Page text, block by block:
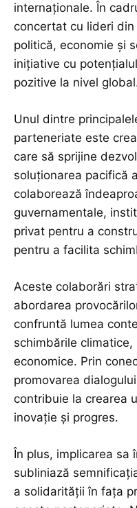
internaționale. În
concertat cu lideri
politică, economie și
inițiative cu
pozitive la nivel
Unul dintre
parteneriate este
care să sprijine
soluționarea pacifică
colaborează
guvernamentale,
privat pentru a
pentru a facilita
Aceste colaborări
abordarea
confruntă lumea
schimbările
economice. Prin
promovarea
contribuie la crearea
inovație și progres.
În plus, implicarea sa
subliniază
a solidarității în fața